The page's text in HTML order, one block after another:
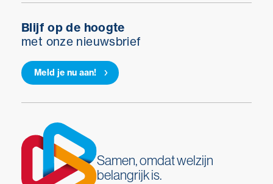
Blijf op de hoogte
met onze nieuwsbrief
Meld je nu aan!
Samen, omdat welzijn
belangrijk is.